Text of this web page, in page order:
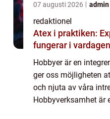
07 augusti 2026 admin
redaktionel
Atex i praktiken:
fungerar i vardagen
Hobbyer är en
ger oss möjligheten
och njuta av våra
Hobbyverksamhet är